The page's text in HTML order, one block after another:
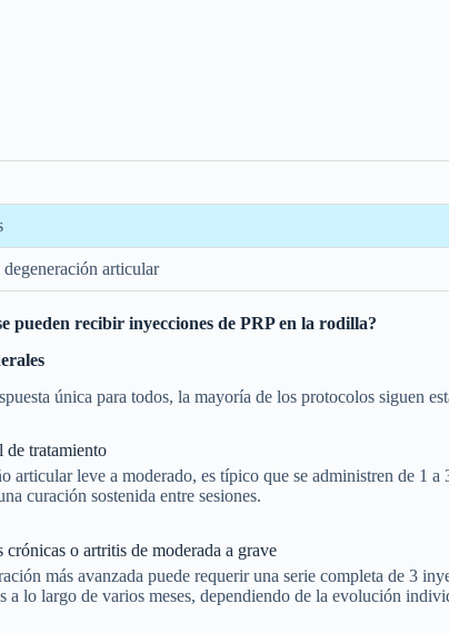
articular
pueden recibir inyecciones de PRP en la rodilla?
única para todos, la mayoría de los protocolos siguen
de tratamiento
articular leve a moderado, es típico que se administren de 1
curación sostenida entre sesiones.
crónicas o artritis de moderada a grave
más avanzada puede requerir una serie completa de 3
a lo largo de varios meses, dependiendo de la evolución